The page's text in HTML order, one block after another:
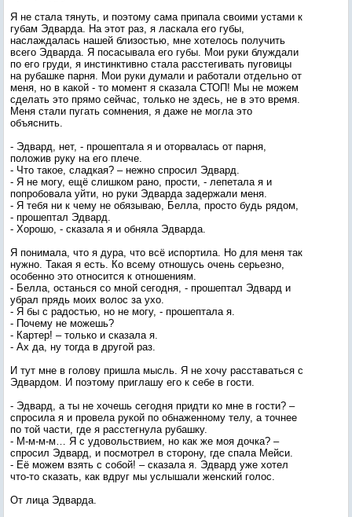
Я не стала тянуть, и поэтому сама припала своими устами к
губам Эдварда. На этот раз, я ласкала его губы,
наслаждалась нашей близостью, мне хотелось получить
всего Эдварда. Я посасывала его губы. Мои руки блуждали
по его груди, я инстинктивно стала расстегивать пуговицы
на рубашке парня. Мои руки думали и работали отдельно от
меня, но в какой - то момент я сказала СТОП! Мы не можем
сделать это прямо сейчас, только не здесь, не в это время.
Меня стали пугать сомнения, я даже не могла это
объяснить.
- Эдвард, нет, - прошептала я и оторвалась от парня,
положив руку на его плече.
- Что такое, сладкая? – нежно спросил Эдвард.
- Я не могу, ещё слишком рано, прости, - лепетала я и
попробовала уйти, но руки Эдварда задержали меня.
- Я тебя ни к чему не обязываю, Белла, просто будь рядом,
- прошептал Эдвард.
- Хорошо, - сказала я и обняла Эдварда.
Я понимала, что я дура, что всё испортила. Но для меня так
нужно. Такая я есть. Ко всему отношусь очень серьезно,
особенно это относится к отношениям.
- Белла, останься со мной сегодня, - прошептал Эдвард и
убрал прядь моих волос за ухо.
- Я бы с радостью, но не могу, - прошептала я.
- Почему не можешь?
- Картер! – только и сказала я.
- Ах да, ну тогда в другой раз.
И тут мне в голову пришла мысль. Я не хочу расставаться с
Эдвардом. И поэтому приглашу его к себе в гости.
- Эдвард, а ты не хочешь сегодня придти ко мне в гости? –
спросила я и провела рукой по обнаженному телу, а точнее
по той части, где я расстегнула рубашку.
- М-м-м-м… Я с удовольствием, но как же моя дочка? –
спросил Эдвард, и посмотрел в сторону, где спала Мейси.
- Её можем взять с собой! – сказала я. Эдвард уже хотел
что-то сказать, как вдруг мы услышали женский голос.
От лица Эдварда.